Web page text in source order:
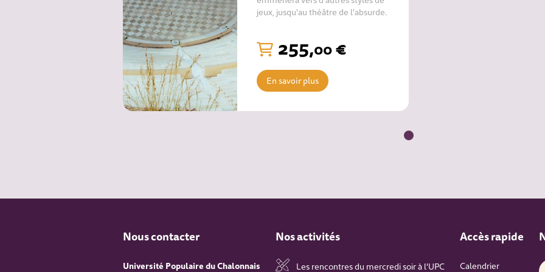
jeux, jusqu'au théâtre de l'absurde.
255,00€
En savoir plus
Nous contacter
Université Populaire du Chalonnais
Nos activités
Les rencontres du mercredi soir à l'UPC
Accès rapide
Calendrier